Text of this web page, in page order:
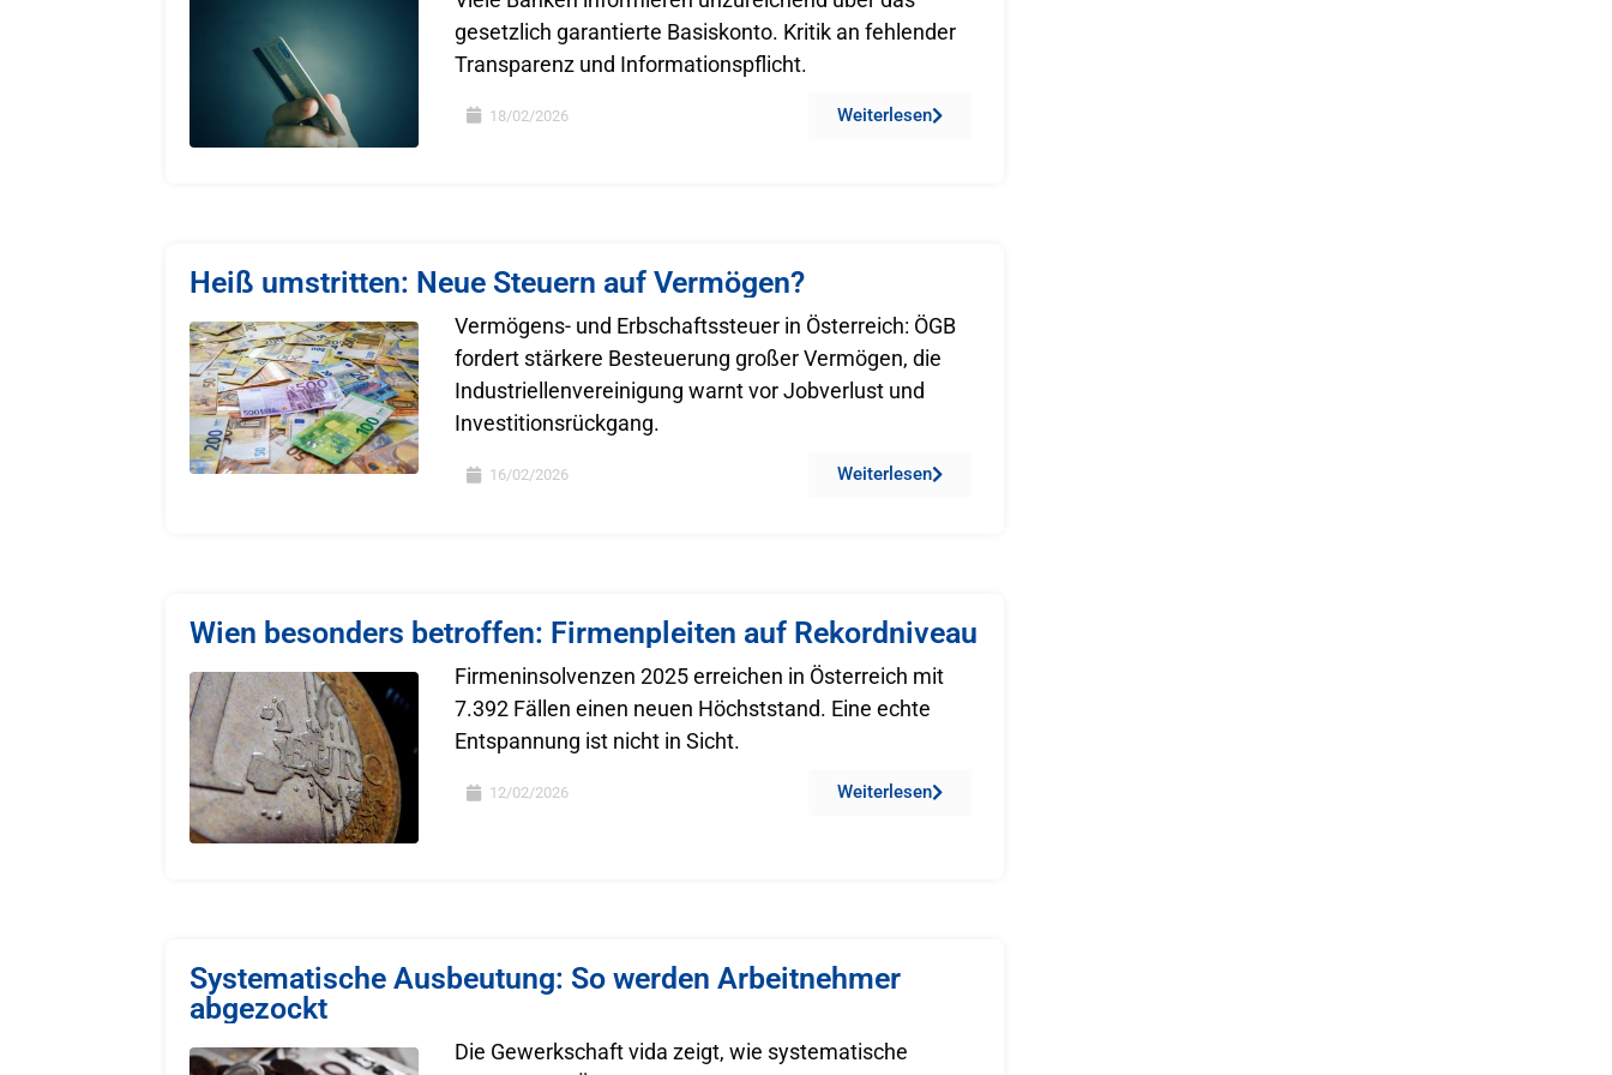
gesetzlich garantierte Basiskonto. Kritik an fehlender
Transparenz und Informationspflicht.
18/02/2026 Weiterlesen
Heiß umstritten: Neue Steuern auf Vermögen?
Vermögens- und Erbschaftssteuer in Österreich: ÖGB
fordert stärkere Besteuerung großer Vermögen, die
Industriellenvereinigung warnt vor Jobverlust und
Investitionsrückgang.
16/02/2026 Weiterlesen
Wien besonders betroffen: Firmenpleiten auf Rekordniveau
Firmeninsolvenzen 2025 erreichen in Österreich mit
7.392 Fällen einen neuen Höchststand. Eine echte
Entspannung ist nicht in Sicht.
12/02/2026 Weiterlesen
Systematische Ausbeutung: So werden Arbeitnehmer
abgezockt
Die Gewerkschaft vida zeigt, wie systematische